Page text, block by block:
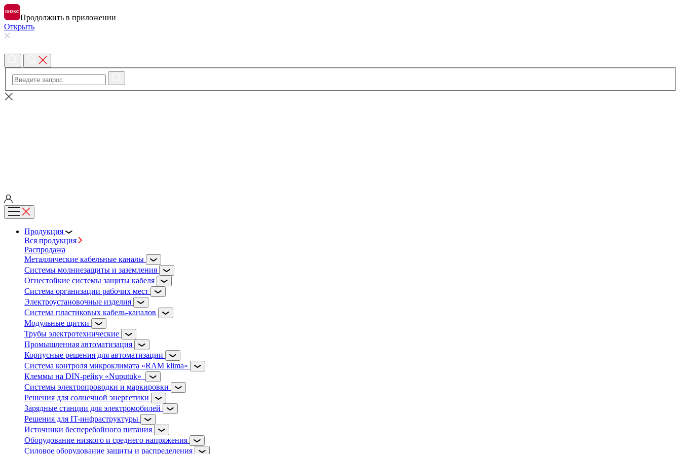
Продолжить в приложении
Открыть
Продукция
Вся продукция
Распродажа
Металлические кабельные каналы
Системы молниезащиты и заземления
Огнестойкие системы защиты кабеля
Система организации рабочих мест
Электроустановочные изделия
Система пластиковых кабель-каналов
Модульные щитки
Трубы электротехнические
Промышленная автоматизация
Корпусные решения для автоматизации
Система контроля микроклимата «RAM klima»
Клеммы на DIN-рейку «Nuputuk»
Системы электропроводки и маркировки
Решения для солнечной энергетики
Зарядные станции для электромобилей
Решения для IT-инфраструктуры
Источники бесперебойного питания
Оборудование низкого и среднего напряжения
Силовое оборудование защиты и распределения